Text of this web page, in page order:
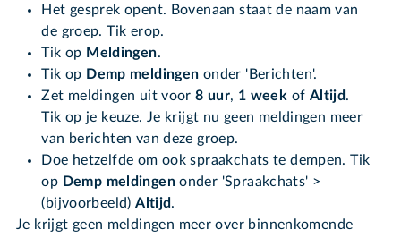
Het gesprek opent. Bovenaan staat de naam van
de groep. Tik erop.
Tik op Meldingen.
Tik op Demp meldingen onder 'Berichten'.
Zet meldingen uit voor8 uur, 1 week of Altijd.
Tik op je keuze. Je krijgt nu geen meldingen meer
van berichten van deze groep.
Doe hetzelfde om ook spraakchats te dempen. Tik
op Demp meldingenonder 'Spraakchats' >
(bijvoorbeeld)Altijd.
Je krijgt geen meldingen meer over binnenkomende